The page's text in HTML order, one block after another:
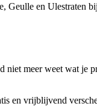
Geulle en Ulestraten
niet meer weet wat je
en vrijblijvend